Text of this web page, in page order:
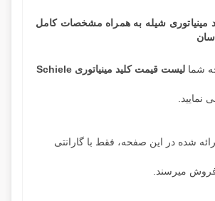
مینیاتوری شیله به همراه مشخصات کامل
شما لیست قیمت کلید مینیاتوری Schiele
نمایید.
شده در این صفحه، فقط با گارانتی
میرسند.